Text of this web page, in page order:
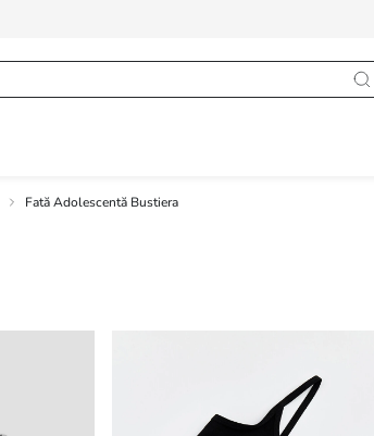
Fată Adolescentă Bustiera